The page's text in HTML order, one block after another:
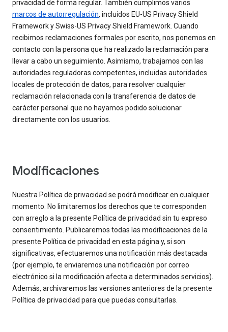
privacidad de forma regular. También cumplimos varios
marcos de autorregulación, incluidos EU-US Privacy Shield
Framework y Swiss-US Privacy Shield Framework. Cuando
recibimos reclamaciones formales por escrito, nos ponemos en
contacto con la persona que ha realizado la reclamación para
llevar a cabo un seguimiento. Asimismo, trabajamos con las
autoridades reguladoras competentes, incluidas autoridades
locales de protección de datos, para resolver cualquier
reclamación relacionada con la transferencia de datos de
carácter personal que no hayamos podido solucionar
directamente con los usuarios.
Modificaciones
Nuestra Política de privacidad se podrá modificar en cualquier
momento. No limitaremos los derechos que te corresponden
con arreglo a la presente Política de privacidad sin tu expreso
consentimiento. Publicaremos todas las modificaciones de la
presente Política de privacidad en esta página y, si son
significativas, efectuaremos una notificación más destacada
(por ejemplo, te enviaremos una notificación por correo
electrónico si la modificación afecta a determinados servicios).
Además, archivaremos las versiones anteriores de la presente
Política de privacidad para que puedas consultarlas.